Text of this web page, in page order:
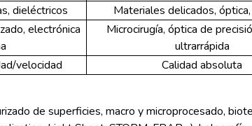
dieléctricos
Materiales delicados,
electrónica
Microcirugía, óptica de
ultrarrápida
velocidad Calidad absoluta
de superficies, macro y microprocesado,